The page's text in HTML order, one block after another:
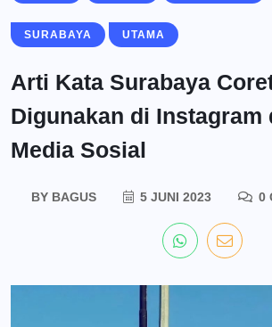
SURABAYA UTAMA
Arti Kata Surabaya
Digunakan di Instagram
Media Sosial
BYBAGUS 5 JUNI 2023 0